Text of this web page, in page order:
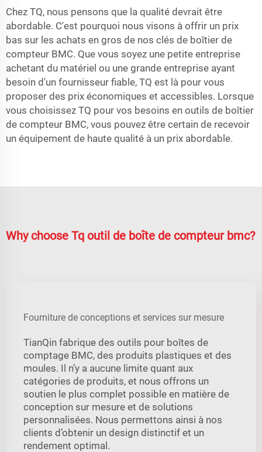
Chez TQ, nous pensons que la qualité devrait être
abordable. C'est pourquoi nous visons à offrir un prix
bas sur les achats en gros de nos clés de boîtier de
compteur BMC. Que vous soyez une petite entreprise
achetant du matériel ou une grande entreprise ayant
besoin d'un fournisseur fiable, TQ est là pour vous
proposer des prix économiques et accessibles. Lorsque
vous choisissez TQ pour vos besoins en outils de boîtier
de compteur BMC, vous pouvez être certain de recevoir
un équipement de haute qualité à un prix abordable.
Why choose Tq outil de boîte de compteur bmc?
Fourniture de conceptions et services sur mesure
TianQin fabrique des outils pour boîtes de
comptage BMC, des produits plastiques et des
moules. Il n’y a aucune limite quant aux
catégories de produits, et nous offrons un
soutien le plus complet possible en matière de
conception sur mesure et de solutions
personnalisées. Nous permettons ainsi à nos
clients d’obtenir un design distinctif et un
rendement optimal.